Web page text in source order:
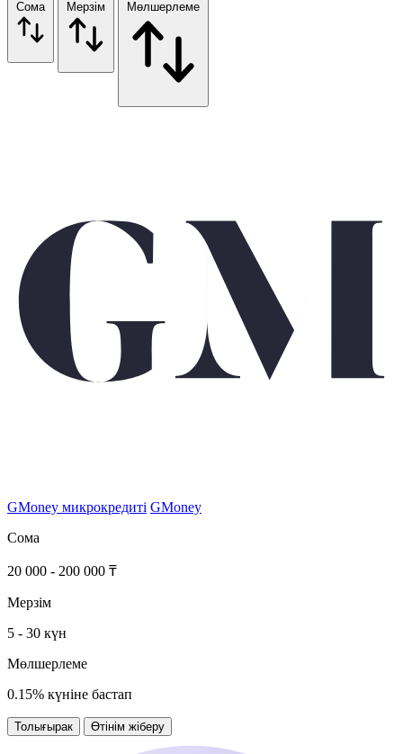
Сома Мерзім Мөлшерлеме
GMoney микрокредиті GMoney
Сома
20 000 - 200 000 ₸
Мерзім
5 - 30 күн
Мөлшерлеме
0.15% күніне бастап
Толығырак Өтінім жіберу